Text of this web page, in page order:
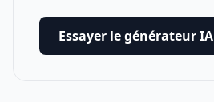
Essayer le générateur IA